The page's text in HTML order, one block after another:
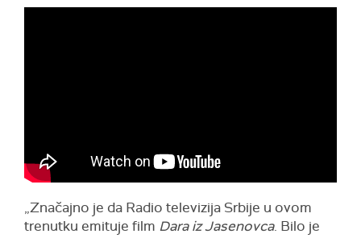
„Značajno je da Radio televizija Srbije u ovom
trenutku emituje film Dara iz Jasenovca. Bilo je